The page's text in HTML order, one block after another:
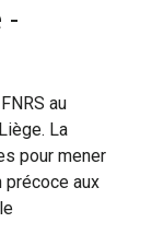
-
au
La
pour mener
précoce aux